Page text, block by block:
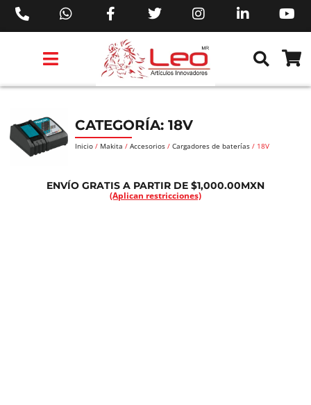
CATEGORÍA: 18V
Inicio / Makita / Accesorios / Cargadores de baterías / 18V
ENVÍO GRATIS A PARTIR DE $1,000.00MXN
(Aplican restricciones)